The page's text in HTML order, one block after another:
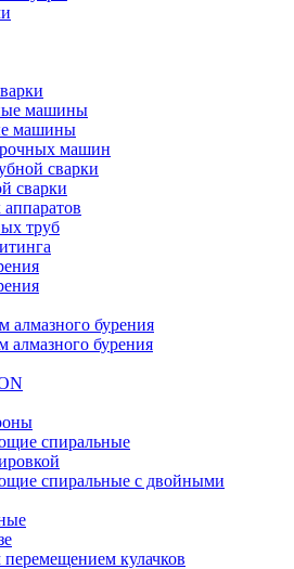
машины
машины
машин
сварки
сварки
труб
алмазного бурения
алмазного бурения
спиральные
спиральные с двойными
кулачков